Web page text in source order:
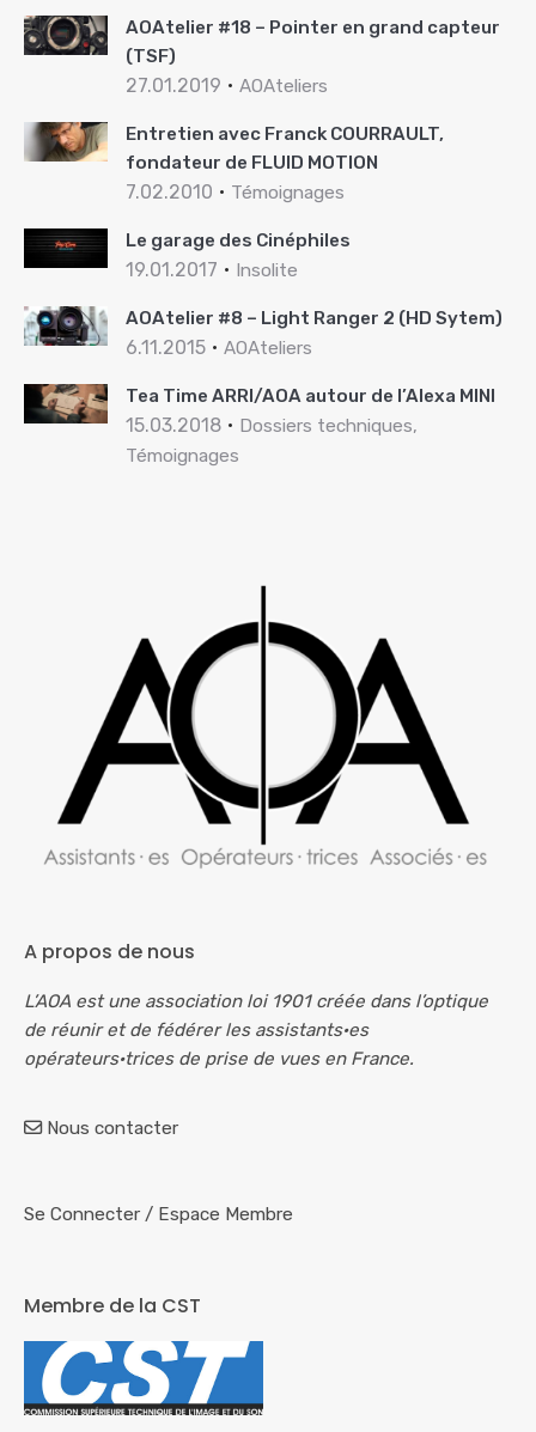
AOAtelier #18 – Pointer en grand capteur
(TSF)
27.01.2019 AOAteliers
Entretien avec Franck COURRAULT,
fondateur de FLUID MOTION
7.02.2010 Témoignages
Le garage des Cinéphiles
19.01.2017 Insolite
AOAtelier #8 – Light Ranger 2 (HD Sytem)
6.11.2015 AOAteliers
Tea Time ARRI/AOA autour de l’Alexa MINI
15.03.2018
Dossiers techniques,
Témoignages
A propos de nous
L’AOA est une association loi 1901 créée dans l’optique
de réunir et de fédérer les assistants·es
opérateurs·trices de prise de vues en France.
Nous contacter
Se Connecter / Espace Membre
Membre de la CST